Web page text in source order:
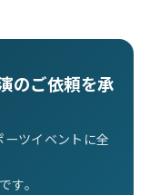
のご依頼を承
ツイベントに全
す。